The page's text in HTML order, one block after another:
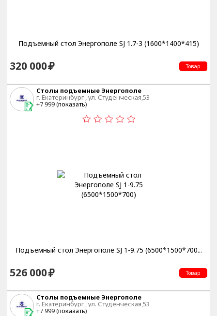
Подъемный стол Энергополе SJ 1.7-3 (1600*1400*415)
320 000 Товар
Столы подъемные Энергополе
г. Екатеринбург , ул. Студенческая,53
+7 999 (показать)
Подъемный стол Энергополе SJ 1-9.75 (6500*1500*700...
526 000 Товар
Столы подъемные Энергополе
г. Екатеринбург , ул. Студенческая,53
+7 999 (показать)